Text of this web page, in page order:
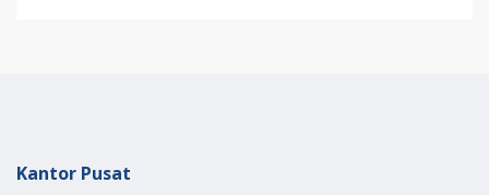
Kantor Pusat